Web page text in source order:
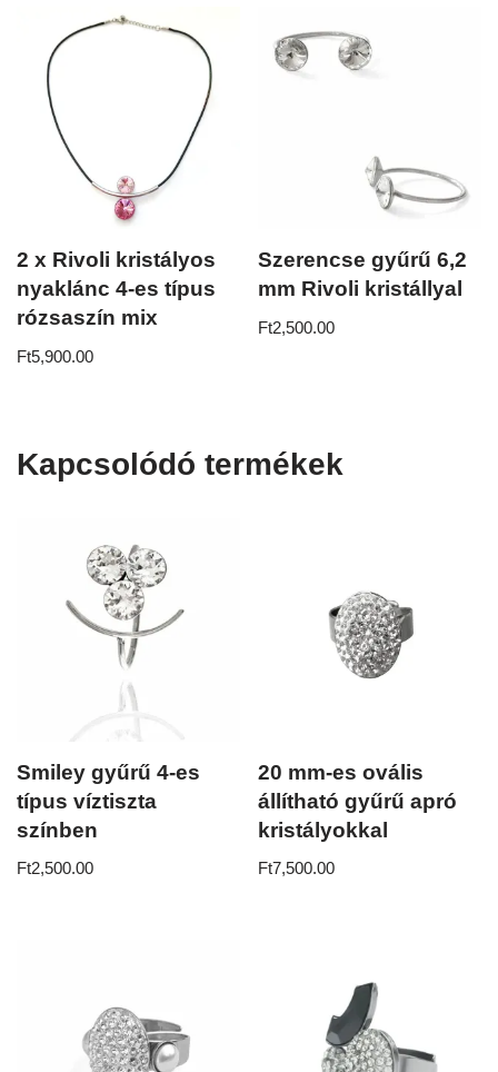
2 x Rivoli kristályos
nyaklánc 4-es típus
rózsaszín mix
Ft5,900.00
Szerencse gyűrű 6,2
mm Rivoli kristállyal
Ft2,500.00
Kapcsolódó termékek
Smiley gyűrű 4-es
típus víztiszta
színben
Ft2,500.00
20 mm-es ovális
állítható gyűrű apró
kristályokkal
Ft7,500.00